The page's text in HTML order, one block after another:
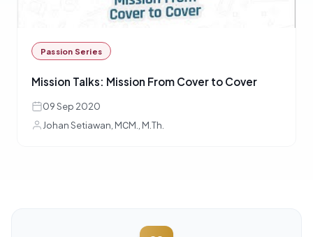
Passion Series
Mission Talks: Mission From Cover to Cover
09 Sep 2020
Johan Setiawan, MСM., M.Th.